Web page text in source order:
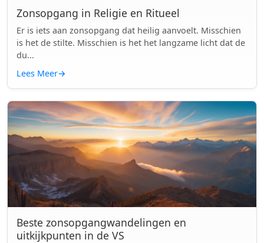
Zonsopgang in Religie en Ritueel
Er is iets aan zonsopgang dat heilig aanvoelt. Misschien
is het de stilte. Misschien is het het langzame licht dat de
du...
Lees Meer→
Beste zonsopgangwandelingen en
uitkijkpunten in de VS